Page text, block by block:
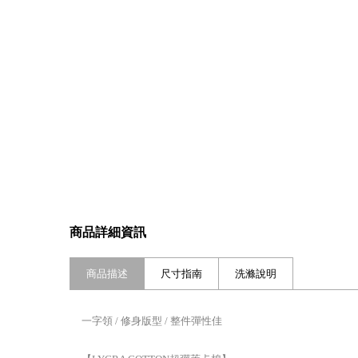
商品詳細資訊
商品描述 尺寸指南 洗滌說明
一字領 / 修身版型 / 整件彈性佳